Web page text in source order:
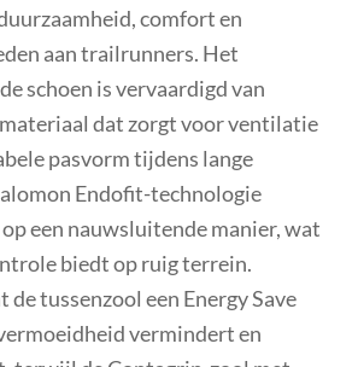
comfort en
aan trailrunners. Het
schoen is vervaardigd van
dat zorgt voor ventilatie
pasvorm tijdens lange
Endofit-technologie
een nauwsluitende manier, wat
biedt op ruig terrein.
de tussenzool een Energy Save
vermindert en